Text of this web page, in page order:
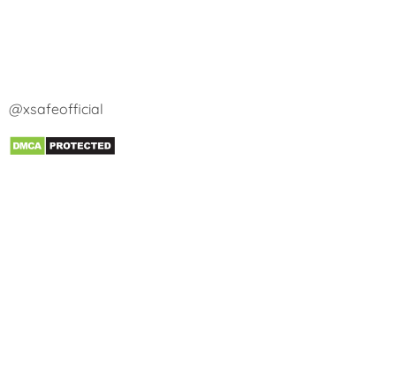
@xsafeofficial